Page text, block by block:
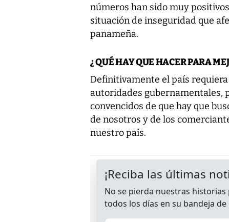
números han sido muy
situación de inseguridad que
panameña.
¿ QUÉ HAY QUE HACER PARA
Definitivamente el país
autoridades gubernamentales,
convencidos de que hay que
de nosotros y de los
nuestro país.